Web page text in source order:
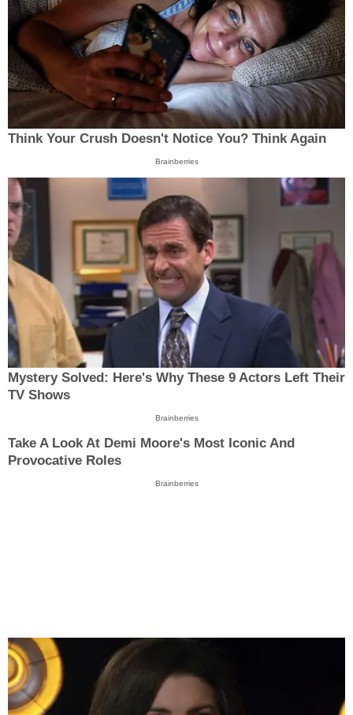
Think Your Crush Doesn't Notice You? Think Again
Brainberries
Mystery Solved: Here's Why These 9 Actors Left Their
TV Shows
Brainberries
Take A Look At Demi Moore's Most Iconic And
Provocative Roles
Brainberries